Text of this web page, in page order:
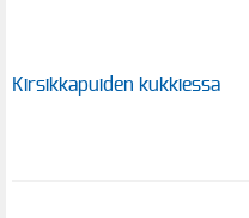
Kirsikkapuiden kukkiessa